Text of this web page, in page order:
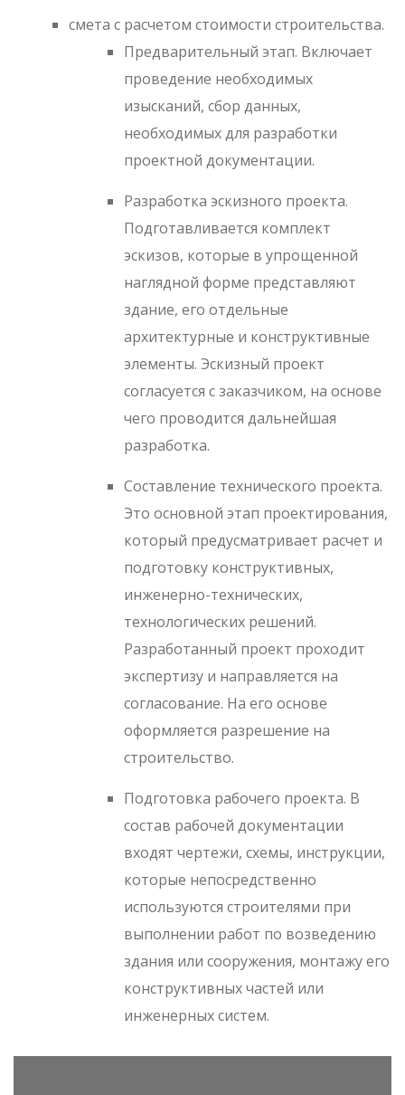
смета с расчетом стоимости строительства.
Предварительный этап. Включает
проведение необходимых
изысканий, сбор данных,
необходимых для разработки
проектной документации.
Разработка эскизного проекта.
Подготавливается комплект
эскизов, которые в упрощенной
наглядной форме представляют
здание, его отдельные
архитектурные и конструктивные
элементы. Эскизный проект
согласуется с заказчиком, на основе
чего проводится дальнейшая
разработка.
Составление технического проекта.
Это основной этап проектирования,
который предусматривает расчет и
подготовку конструктивных,
инженерно-технических,
технологических решений.
Разработанный проект проходит
экспертизу и направляется на
согласование. На его основе
оформляется разрешение на
строительство.
Подготовка рабочего проекта. В
состав рабочей документации
входят чертежи, схемы, инструкции,
которые непосредственно
используются строителями при
выполнении работ по возведению
здания или сооружения, монтажу его
конструктивных частей или
инженерных систем.